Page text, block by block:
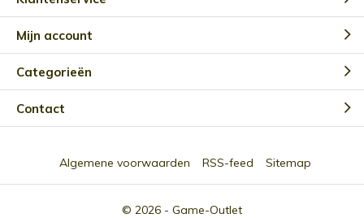
Mijn account
Categorieën
Contact
© 2026 - Game-Outlet
Algemene voorwaarden RSS-feed Sitemap